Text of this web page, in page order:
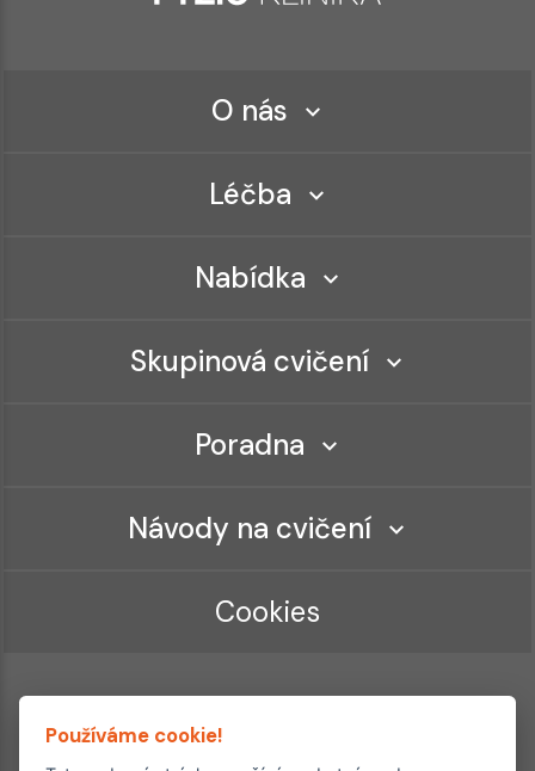
O nás
Léčba
Nabídka
Skupinová cvičení
Poradna
Návody na cvičení
Cookies
Používáme cookie!